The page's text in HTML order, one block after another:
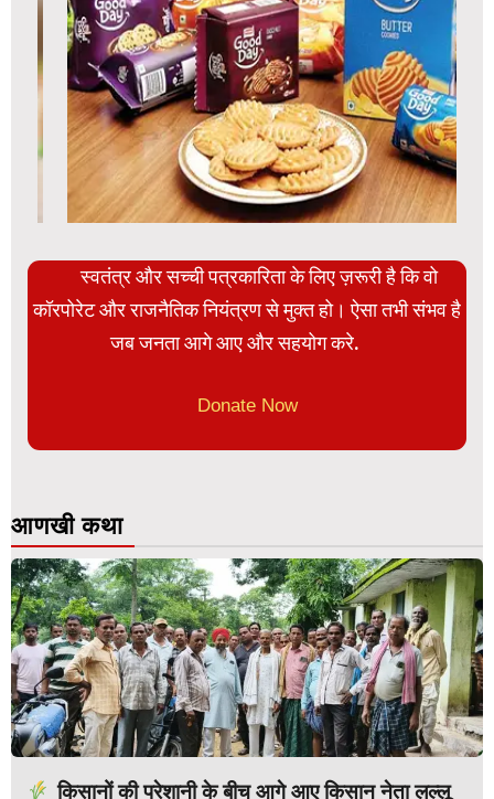
स्वतंत्र और सच्ची पत्रकारिता के लिए ज़रूरी है कि वो
कॉरपोरेट और राजनैतिक नियंत्रण से मुक्त हो। ऐसा तभी संभव है
जब जनता आगे आए और सहयोग करे.
Donate Now
आणखी कथा
किसानों की परेशानी के बीच आगे आए किसान नेता लल्लू